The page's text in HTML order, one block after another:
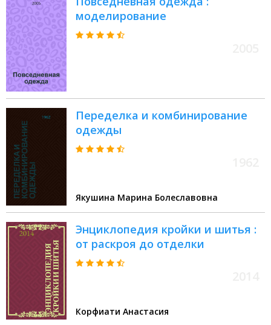
моделирование
Переделка и комбинирование
одежды
Якушина Марина Болеславовна
Энциклопедия кройки и шитья :
от раскроя до отделки
Корфиати Анастасия